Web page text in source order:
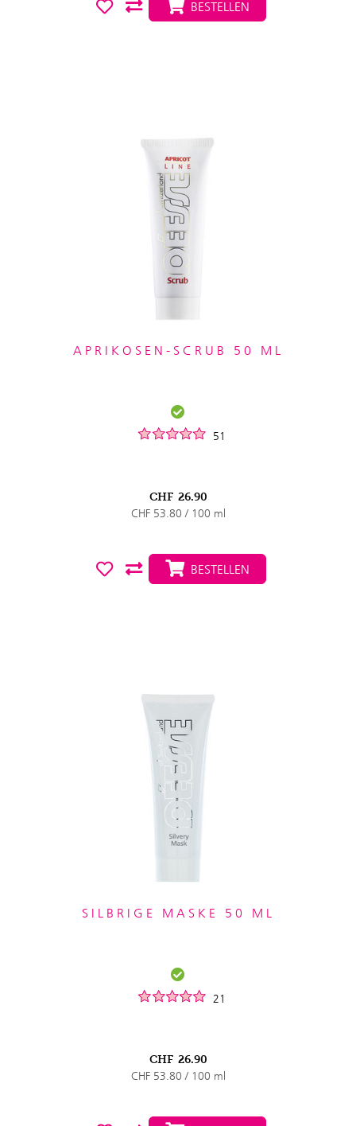
BESTELLEN
APRIKOSEN-SCRUB 50 ML
51
CHF 26.90
CHF 53.80 / 100 ml
BESTELLEN
SILBRIGE MASKE 50 ML
21
CHF 26.90
CHF 53.80 / 100 ml